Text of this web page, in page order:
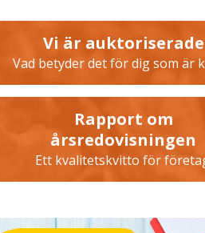
Vi är auktoriserade
Vad betyder det för dig som är
Rapport om
årsredovisningen
Ett kvalitetskvitto för